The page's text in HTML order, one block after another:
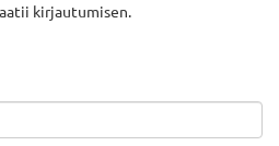
kirjautumisen.